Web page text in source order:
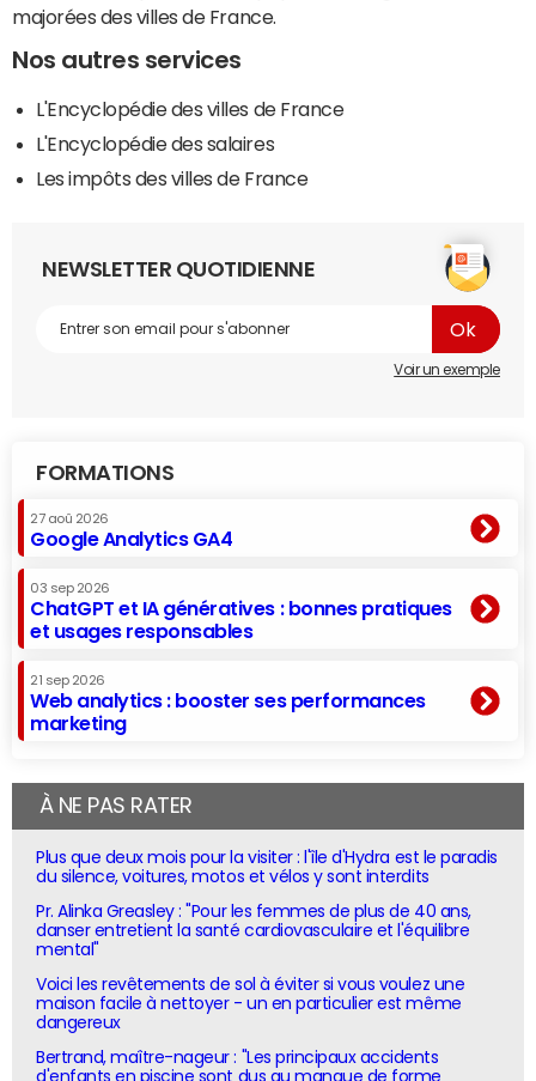
majorées des villes de France.
Nos autres services
L'Encyclopédie des villes de France
L'Encyclopédie des salaires
Les impôts des villes de France
NEWSLETTER QUOTIDIENNE
Voir un exemple
FORMATIONS
27 aoû 2026
Google Analytics GA4
03 sep 2026
ChatGPT et IA génératives : bonnes pratiques
et usages responsables
21 sep 2026
Web analytics : booster ses performances
marketing
À NE PAS RATER
Plus que deux mois pour la visiter : l'île d'Hydra est le paradis
du silence, voitures, motos et vélos y sont interdits
Pr. Alinka Greasley : "Pour les femmes de plus de 40 ans,
danser entretient la santé cardiovasculaire et l'équilibre
mental"
Voici les revêtements de sol à éviter si vous voulez une
maison facile à nettoyer - un en particulier est même
dangereux
Bertrand, maître-nageur : "Les principaux accidents
d'enfants en piscine sont dus au manque de forme